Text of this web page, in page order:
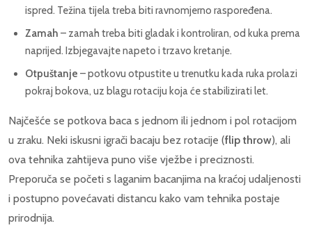
ispred. Težina tijela treba biti ravnomjerno raspoređena.
Zamah – zamah treba biti gladak i kontroliran, od kuka prema
naprijed. Izbjegavajte napeto i trzavo kretanje.
Otpuštanje – potkovu otpustite u trenutku kada ruka prolazi
pokraj bokova, uz blagu rotaciju koja će stabilizirati let.
Najčešće se potkova baca s jednom ili jednom i pol rotacijom
u zraku. Neki iskusni igrači bacaju bez rotacije (flip throw), ali
ova tehnika zahtijeva puno više vježbe i preciznosti.
Preporuča se početi s laganim bacanjima na kraćoj udaljenosti
i postupno povećavati distancu kako vam tehnika postaje
prirodnija.